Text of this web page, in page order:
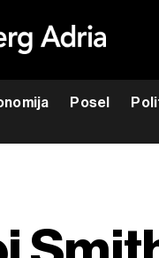
Posel